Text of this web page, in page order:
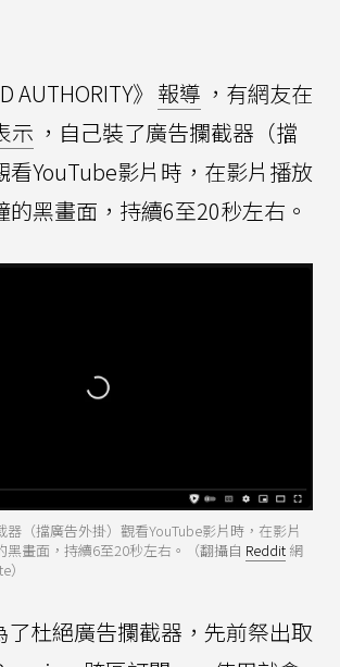
AUTHORITY》 報導 ，有網友在
示 ，自己裝了廣告攔截器（擋
看YouTube影片時，在影片播放
的黑畫面，持續6至20秒左右。
器（擋廣告外掛）觀看YouTube影片時，在影片
黑畫面，持續6至20秒左右。（翻攝自 Reddit 網
了杜絕廣告攔截器，先前祭出取